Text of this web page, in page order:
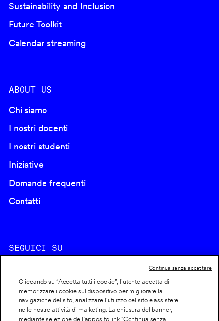
Sustainability and Inclusion
Future Toolkit
Calendar streaming
ABOUT US
Chi siamo
I nostri docenti
I nostri studenti
Iniziative
Domande frequenti
Contatti
SEGUICI SU
Cookie policy
Cliccando su “Accetta tutti i cookie”, l'utente accetta di
memorizzare i cookie sul dispositivo per migliorare la
navigazione del sito, analizzare l'utilizzo del sito e assistere
nelle nostre attività di marketing. La chiusura del banner,
mediante selezione dell’apposito link "Continua senza
Continua senza accettare